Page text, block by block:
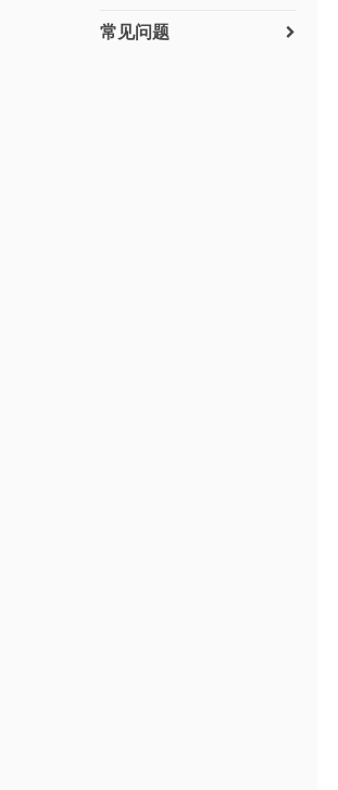
常见问题